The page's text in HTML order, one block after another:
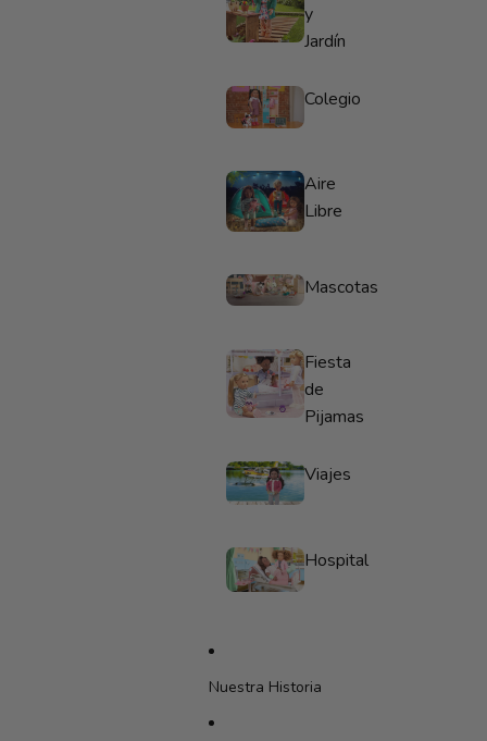
y
Jardín
Colegio
Aire
Libre
Mascotas
Fiesta
de
Pijamas
Viajes
Hospital
Nuestra Historia